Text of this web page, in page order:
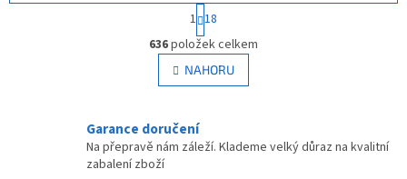
O
v
l
á
c
í
S
t
r
á
n
k
n
1 18
636položek celkem
NAHORU
Garance doručení
Na přepravě nám záleží. Klademe velký důraz na kvalitní
zabalení zboží